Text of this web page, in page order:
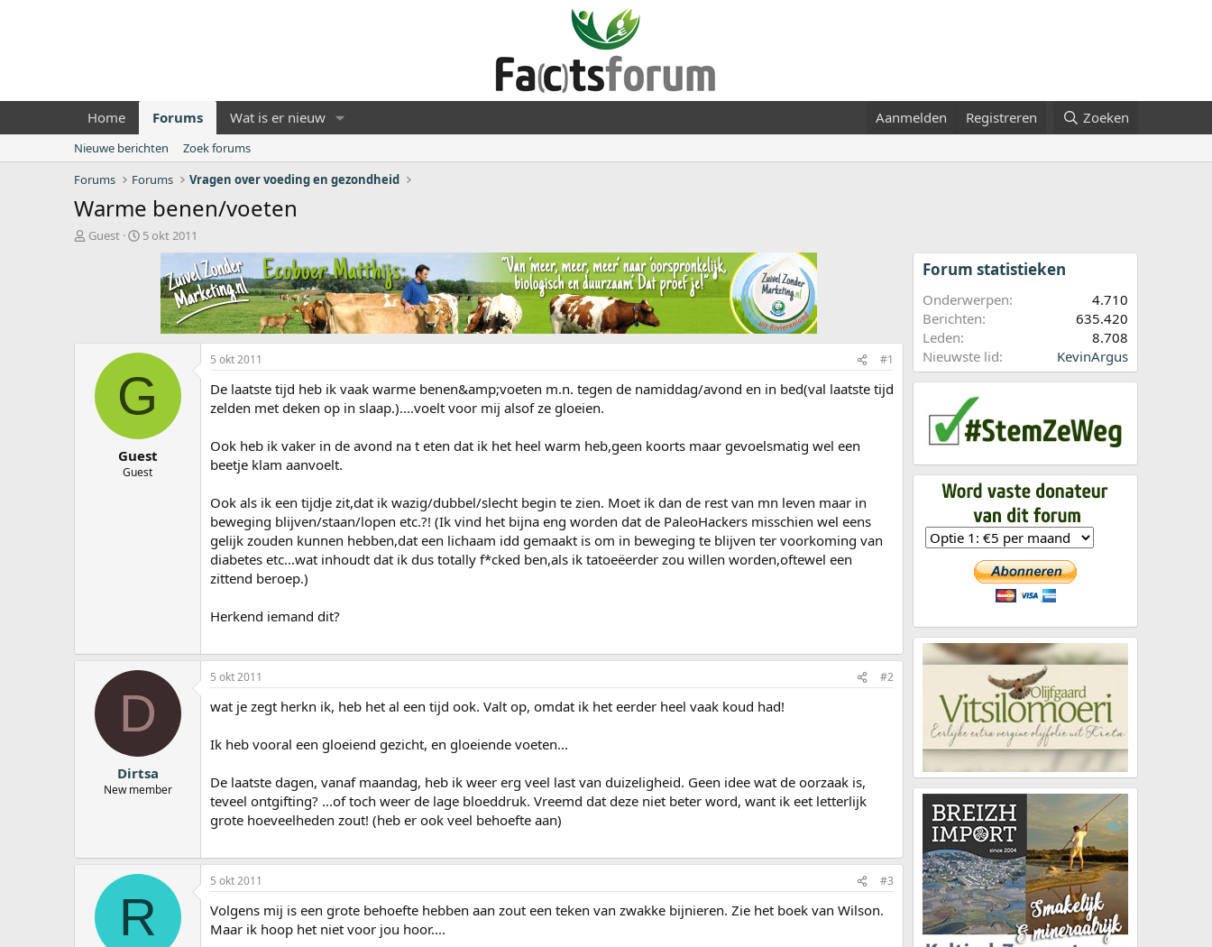
Home Forums Wat is er nieuw Aanmelden Registreren Zoeken
Nieuwe berichten
Zoek forums
Forums
Forums Vragen over voeding en gezondheid
Warme benen/voeten
O
Guest
S
m
5 okt 2011
G
Guest
Guest
5 okt 2011 #1
De laatste tijd heb ik vaak warme benen&amp;voeten m.n. tegen de namiddag/avond en in bed(val laatste tijd
zelden met deken op in slaap.)....voelt voor mij alsof ze gloeien.
Ook heb ik vaker in de avond na t eten dat ik het heel warm heb,geen koorts maar gevoelsmatig wel een
beetje klam aanvoelt.
Ook als ik een tijdje zit,dat ik wazig/dubbel/slecht begin te zien. Moet ik dan de rest van mn leven maar in
beweging blijven/staan/lopen etc.?! (Ik vind het bijna eng worden dat de PaleoHackers misschien wel eens
gelijk zouden kunnen hebben,dat een lichaam idd gemaakt is om in beweging te blijven ter voorkoming van
diabetes etc...wat inhoudt dat ik dus totally f*cked ben,als ik tatoeëerder zou willen worden,oftewel een
zittend beroep.)
Herkend iemand dit?
D
Dirtsa
New member
5 okt 2011 #2
wat je zegt herkn ik, heb het al een tijd ook. Valt op, omdat ik het eerder heel vaak koud had!
Ik heb vooral een gloeiend gezicht, en gloeiende voeten...
De laatste dagen, vanaf maandag, heb ik weer erg veel last van duizeligheid. Geen idee wat de oorzaak is,
teveel ontgifting? ...of toch weer de lage bloeddruk. Vreemd dat deze niet beter word, want ik eet letterlijk
grote hoeveelheden zout! (heb er ook veel behoefte aan)
R
5 okt 2011 #3
Volgens mij is een grote behoefte hebben aan zout een teken van zwakke bijnieren. Zie het boek van Wilson.
Maar ik hoop het niet voor jou hoor....
Forum statistieken
Onderwerpen
4.710
Berichten
635.420
Leden
8.708
Nieuwste lid
KevinArgus